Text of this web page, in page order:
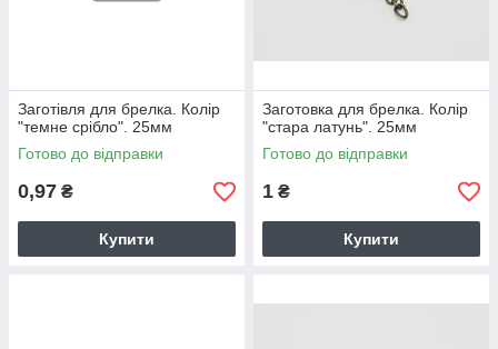
Заготівля для брелка. Колір
"темне срібло". 25мм
Готово до відправки
0,97 ₴
Купити
Заготовка для брелка. Колір
"стара латунь". 25мм
Готово до відправки
1 ₴
Купити